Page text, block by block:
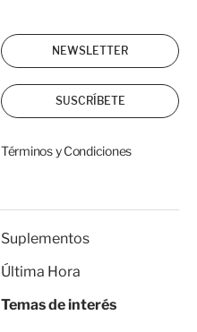
NEWSLETTER
SUSCRÍBETE
Términos y Condiciones
Suplementos
Última Hora
Temas de interés